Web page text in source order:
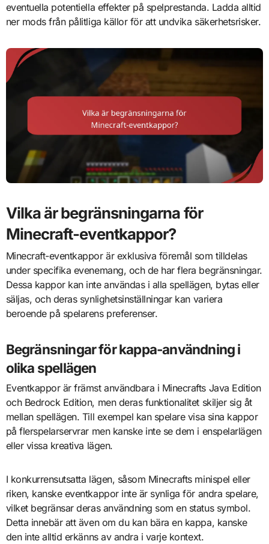
eventuella potentiella effekter på spelprestanda. Ladda alltid
ner mods från pålitliga källor för att undvika säkerhetsrisker.
Vilka är begränsningarna för
Minecraft-eventkappor?
Minecraft-eventkappor är exklusiva föremål som tilldelas
under specifika evenemang, och de har flera begränsningar.
Dessa kappor kan inte användas i alla spellägen, bytas eller
säljas, och deras synlighetsinställningar kan variera
beroende på spelarens preferenser.
Begränsningar för kappa-användning i
olika spellägen
Eventkappor är främst användbara i Minecrafts Java Edition
och Bedrock Edition, men deras funktionalitet skiljer sig åt
mellan spellägen. Till exempel kan spelare visa sina kappor
på flerspelarservrar men kanske inte se dem i enspelarlägen
eller vissa kreativa lägen.
I konkurrensutsatta lägen, såsom Minecrafts minispel eller
riken, kanske eventkappor inte är synliga för andra spelare,
vilket begränsar deras användning som en status symbol.
Detta innebär att även om du kan bära en kappa, kanske
den inte alltid erkänns av andra i varje kontext.